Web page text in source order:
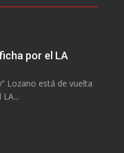
por el LA
Lozano está de vuelta